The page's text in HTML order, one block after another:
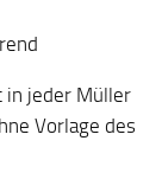
in jeder Müller
Vorlage des